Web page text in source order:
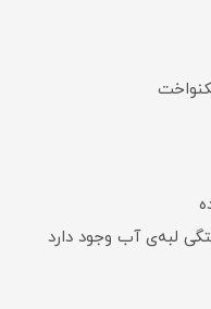
لبه‌ی آب وجود دارد